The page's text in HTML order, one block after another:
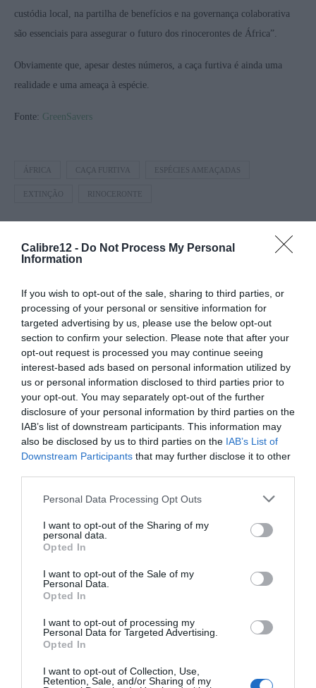
Calibre12 - Do Not Process My Personal
Information
If you wish to opt-out of the sale, sharing to third parties, or
processing of your personal or sensitive information for
targeted advertising by us, please use the below opt-out
section to confirm your selection. Please note that after your
opt-out request is processed you may continue seeing
interest-based ads based on personal information utilized by
us or personal information disclosed to third parties prior to
your opt-out. You may separately opt-out of the further
disclosure of your personal information by third parties on the
IAB’s list of downstream participants. This information may
also be disclosed by us to third parties on the IAB’s List of
Downstream Participants that may further disclose it to other
Personal Data Processing Opt Outs
I want to opt-out of the Sharing of my
personal data.
Opted In
I want to opt-out of the Sale of my
Personal Data.
Opted In
I want to opt-out of processing my
Personal Data for Targeted Advertising.
Opted In
I want to opt-out of Collection, Use,
Retention, Sale, and/or Sharing of my
custódia local, na partilha de benefícios e na governança colaborativa
são essenciais para assegurar o futuro dos rinocerontes de África”.
Obviamente que, apesar destes números, a caça furtiva é ainda uma
realidade e uma ameaça à espécie.
Fonte: GreenSavers
ÁFRICA CAÇA FURTIVA ESPÉCIES AMEAÇADAS
EXTINÇÃO RINOCERONTE
0 comment 0
REDAÇÃO
previous post
11 A 14 SET | FECIEX – FEIRA DA CAÇA, PESCA E
NATUREZA IBÉRICA
next post
8 CONSELHOS PARA CAÇAR UM VEADO NA BRAMA SEM
STRESSES
YOU MAY ALSO LIKE